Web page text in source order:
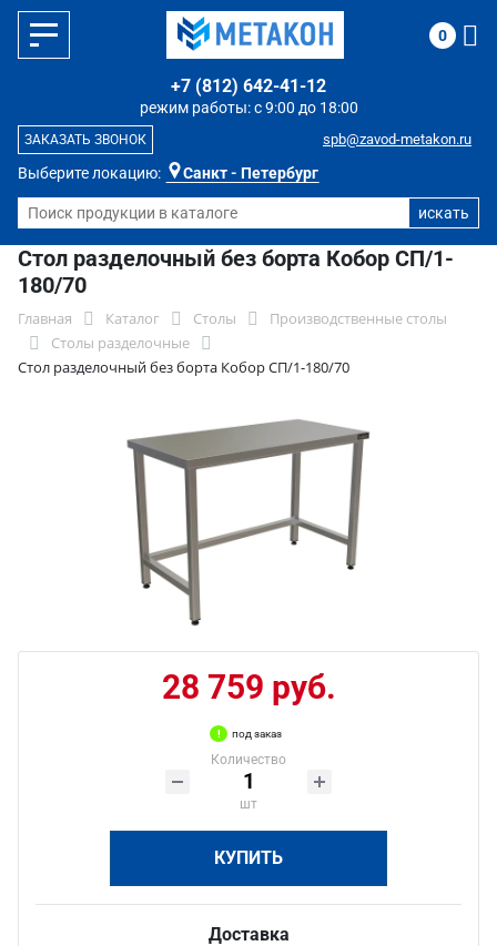
Выберите локацию: Санкт - Петербург
режим работы: с 9:00 до 18:00
+7 (812) 642-41-12
spb@zavod-metakon.ru
ЗАКАЗАТЬ ЗВОНОК
0
Стол разделочный без борта Кобор СП/1-
180/70
Главная Каталог Столы
Производственные столы
Столы разделочные
Стол разделочный без борта Кобор СП/1-180/70
28 759 руб.
под заказ
Количество
шт
КУПИТЬ
Доставка